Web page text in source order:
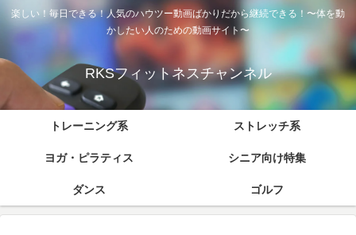
楽しい！毎日できる！人気のハウツー動画ばかりだから継続できる！〜体を動
かしたい人のための動画サイト〜
RKSフィットネスチャンネル
トレーニング系 ストレッチ系
ヨガ・ピラティス シニア向け特集
ダンス ゴルフ